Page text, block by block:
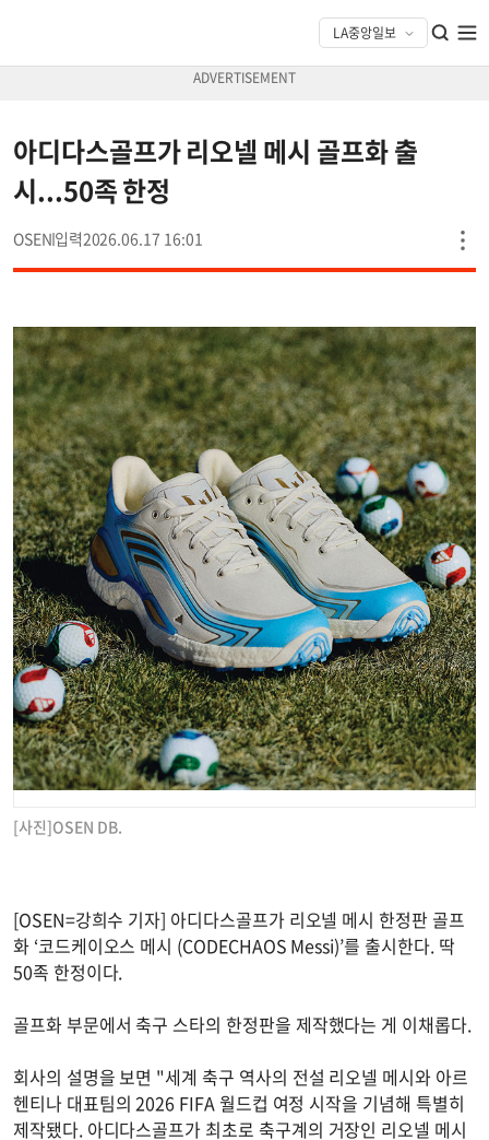
아디다스골프가 리오넬 메시 골프화 출
시...50족 한정
OSEN 2026.06.17 16:01
[사진]OSEN DB.
[OSEN=강희수 기자] 아디다스골프가 리오넬 메시 한정판 골프
화 ‘코드케이오스 메시 (CODECHAOS Messi)’를 출시한다. 딱
50족 한정이다.
골프화 부문에서 축구 스타의 한정판을 제작했다는 게 이채롭다.
회사의 설명을 보면 "세계 축구 역사의 전설 리오넬 메시와 아르
헨티나 대표팀의 2026 FIFA 월드컵 여정 시작을 기념해 특별히
제작됐다. 아디다스골프가 최초로 축구계의 거장인 리오넬 메시